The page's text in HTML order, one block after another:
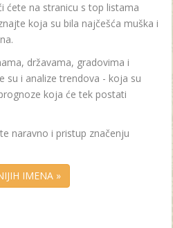
ćete na stranicu s top listama
koja su bila najčešća muška i
državama, gradovima i
su i analize trendova - koja su
koja će tek postati
naravno i pristup značenju
IMENA »